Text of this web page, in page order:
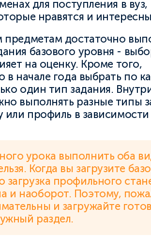
для поступления в вуз,
нравятся и
предметам достаточно
базового уровня -
на оценку. Кроме того,
в начале года выбрать по
один тип задания.
выполнять разные типы
или профиль в
урока выполнить оба
Когда вы загрузите
загрузка профильного
и наоборот. Поэтому,
и загружайте
раздел.